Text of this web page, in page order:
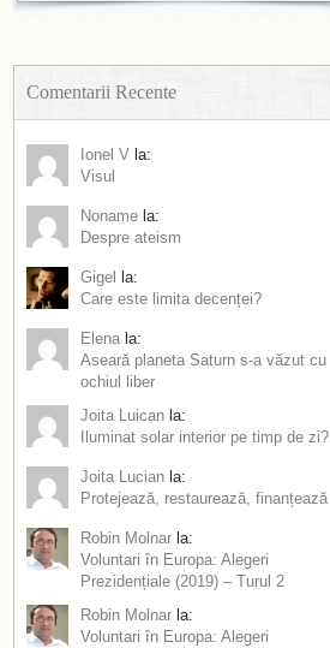
Comentarii Recente
Ionel V la:
Visul
Noname la:
Despre ateism
Gigel
la:
Care este limita decenței?
Elena la:
Aseară planeta Saturn s-a văzut cu
ochiul liber
Joita Luican la:
Iluminat solar interior pe timp de zi?
Joita Lucian la:
Protejează, restaurează, finanțează
Robin Molnar la:
Voluntari în Europa: Alegeri
Prezidențiale (2019) – Turul 2
Robin Molnar la:
Voluntari în Europa: Alegeri